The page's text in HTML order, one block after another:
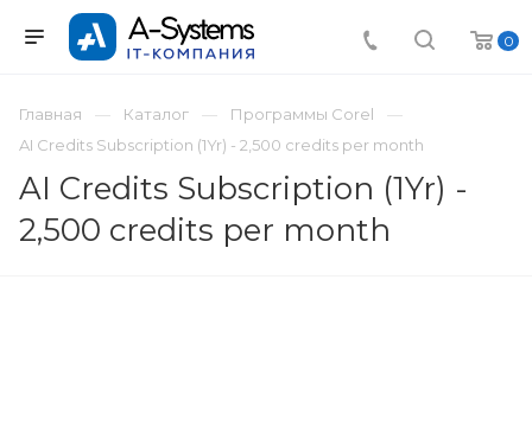
0
Главная Каталог
Программы Corel
AI Credits Subscription (1Yr) - 2,500 credits per month
AI Credits Subscription (1Yr) -
2,500 credits per month